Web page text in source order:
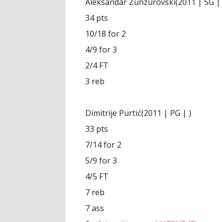
34 pts
10/18 for 2
4/9 for 3
2/4 FT
3 reb
Dimitrije Purtić(2011 | PG | )
33 pts
7/14 for 2
5/9 for 3
4/5 FT
7 reb
7 ass